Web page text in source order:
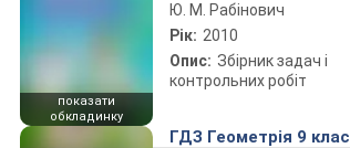
показати
обкладинку
Ю. М. Рабінович
Рік: 2010
Опис: Збірник задач і
контрольних робіт
ГДЗ Геометрія 9 клас